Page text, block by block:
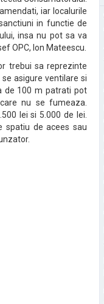
iar localurile
in functie de
insa nu pot sa va
OPC, Ion Mateescu.
trebui sa reprezinte
asigure ventilare si
de 100 m patrati pot
nu se fumeaza.
lei si 5.000 de lei.
spatiu de acees sau